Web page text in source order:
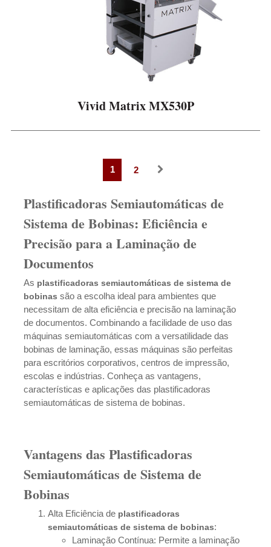
Vivid Matrix MX530P
1 2
Plastificadoras Semiautomáticas de
Sistema de Bobinas: Eficiência e
Precisão para a Laminação de
Documentos
As plastificadoras semiautomáticas de sistema de
bobinas são a escolha ideal para ambientes que
necessitam de alta eficiência e precisão na laminação
de documentos. Combinando a facilidade de uso das
máquinas semiautomáticas com a versatilidade das
bobinas de laminação, essas máquinas são perfeitas
para escritórios corporativos, centros de impressão,
escolas e indústrias. Conheça as vantagens,
características e aplicações das plastificadoras
semiautomáticas de sistema de bobinas.
Vantagens das Plastificadoras
Semiautomáticas de Sistema de
Bobinas
Alta Eficiência de plastificadoras
semiautomáticas de sistema de bobinas:
Laminação Contínua: Permite a laminação